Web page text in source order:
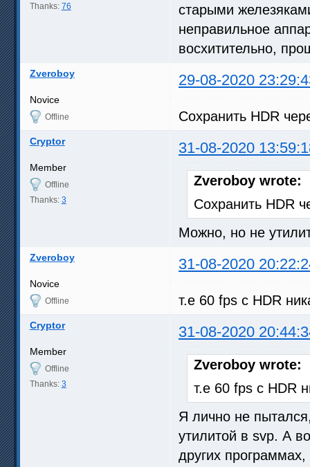
Thanks: 76
старыми
неправильное
восхитительно,
Zveroboy 29-08-2020
Novice
Offline Сохранить HDR
Cryptor 31-08-2020
Member
Offline
Thanks: 3
Zveroboy wrote:
Сохранить HDR
Можно, но не
Zveroboy 31-08-2020
Novice
Offline т.е 60 fps c HDR
Cryptor 31-08-2020
Member
Offline
Thanks: 3
Zveroboy wrote:
т.е 60 fps c HDR
Я лично не
утилитой в svp. А
других программах,